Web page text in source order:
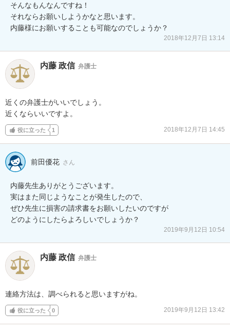
そんなもんなんですね！
それならお願いしようかなと思います。
内藤様にお願いすることも可能なのでしょうか？
2018年12月7日 13:14
内藤 政信 弁護士
近くの弁護士がいいでしょう。
近くならいいですよ。
役に立った 1 2018年12月7日 14:45
前田優花 さん
内藤先生ありがとうございます。
実はまた同じようなことが発生したので、
ぜひ先生に損害の請求書をお願いしたいのですが
どのようにしたらよろしいでしょうか？
2019年9月12日 10:54
内藤 政信 弁護士
連絡方法は、調べられると思いますがね。
役に立った 0 2019年9月12日 13:42